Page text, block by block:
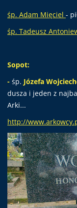
śp. Adam Mięciel -
śp. Tadeusz
Sopot:
- śp. Józefa
dusza i jeden z
Arki...
http://